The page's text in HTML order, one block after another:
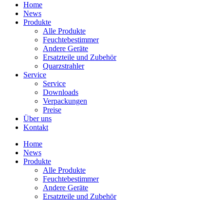
Home
News
Produkte
Alle Produkte
Feuchtebestimmer
Andere Geräte
Ersatzteile und Zubehör
Quarzstrahler
Service
Service
Downloads
Verpackungen
Preise
Über uns
Kontakt
Home
News
Produkte
Alle Produkte
Feuchtebestimmer
Andere Geräte
Ersatzteile und Zubehör